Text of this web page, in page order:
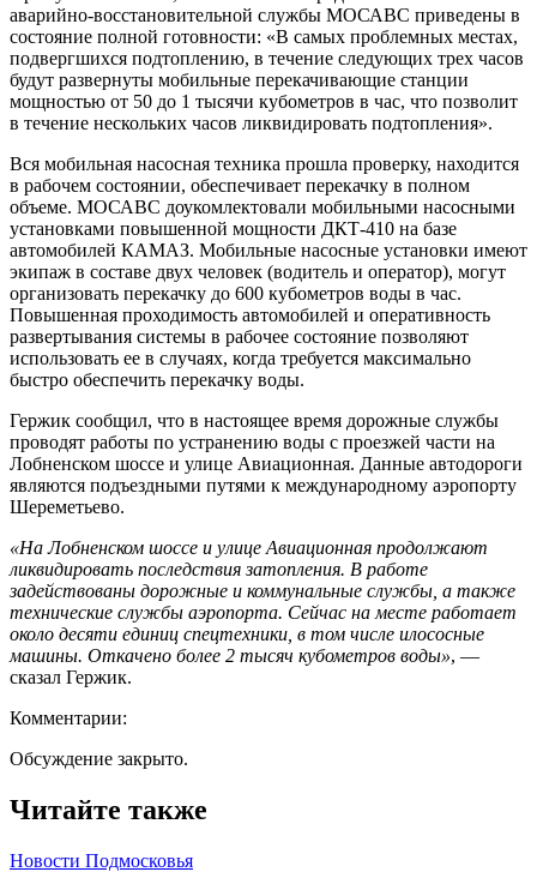
аварийно-восстановительной службы МОСАВС приведены в
состояние полной готовности: «В самых проблемных местах,
подвергшихся подтоплению, в течение следующих трех часов
будут развернуты мобильные перекачивающие станции
мощностью от 50 до 1 тысячи кубометров в час, что позволит
в течение нескольких часов ликвидировать подтопления».
Вся мобильная насосная техника прошла проверку, находится
в рабочем состоянии, обеспечивает перекачку в полном
объеме. МОСАВС доукомлектовали мобильными насосными
установками повышенной мощности ДКТ-410 на базе
автомобилей КАМАЗ. Мобильные насосные установки имеют
экипаж в составе двух человек (водитель и оператор), могут
организовать перекачку до 600 кубометров воды в час.
Повышенная проходимость автомобилей и оперативность
развертывания системы в рабочее состояние позволяют
использовать ее в случаях, когда требуется максимально
быстро обеспечить перекачку воды.
Гержик сообщил, что в настоящее время дорожные службы
проводят работы по устранению воды с проезжей части на
Лобненском шоссе и улице Авиационная. Данные автодороги
являются подъездными путями к международному аэропорту
Шереметьево.
«На Лобненском шоссе и улице Авиационная продолжают
ликвидировать последствия затопления. В работе
задействованы дорожные и коммунальные службы, а также
технические службы аэропорта. Сейчас на месте работает
около десяти единиц спецтехники, в том числе илососные
машины. Откачено более 2 тысяч кубометров воды», —
сказал Гержик.
Комментарии:
Обсуждение закрыто.
Читайте также
Новости Подмосковья